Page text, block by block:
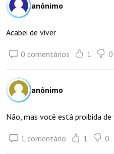
anônimo
Acabei de viver
0 comentários 1 0
anônimo
Não, mas você está proibida
1 comentário 1 0